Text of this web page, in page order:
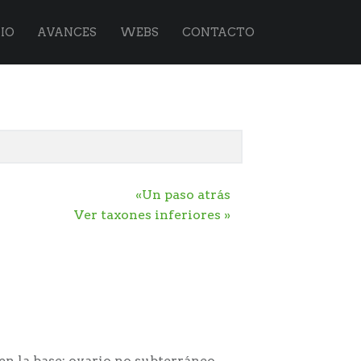
AVANCES WEBS CONTACTO
«Un paso atrás
Ver taxones inferiores »